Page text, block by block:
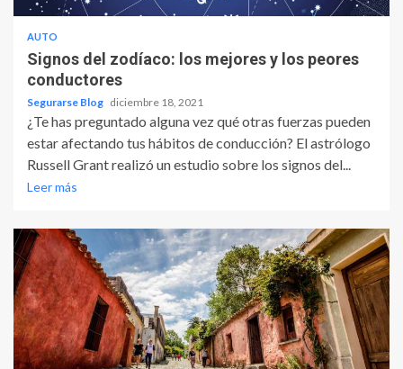
AUTO
Signos del zodíaco: los mejores y los peores
conductores
Segurarse Blog diciembre 18, 2021
¿Te has preguntado alguna vez qué otras fuerzas pueden
estar afectando tus hábitos de conducción? El astrólogo
Russell Grant realizó un estudio sobre los signos del...
Leer más